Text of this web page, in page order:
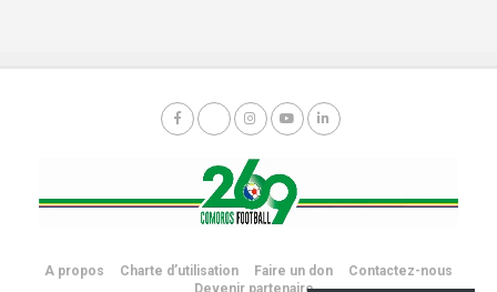
A propos Charte d’utilisation Faire un don
Contactez-nous
Devenir partenaire